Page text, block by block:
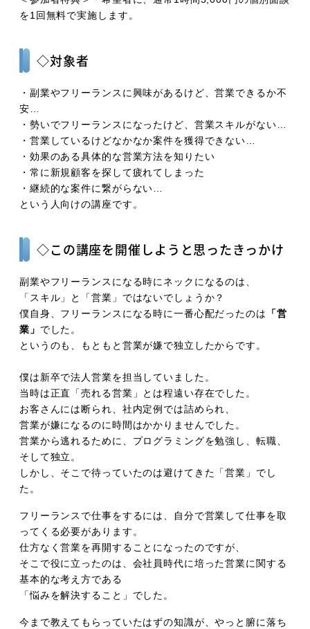
を1回無料で実施します。
◇対象者
・副業やフリーランスに興味があるけど、営業できるか不
安…
・勢いでフリーランスになったけど、営業スキルがない…
・営業しているけどなかなか案件を獲得できない…
・効果のある具体的な営業方法を知りたい
・常に新規顧客を探して疲れてしまった
・継続的な案件に繋がらない…
という人向けの講座です。
◇この講座を開催しようと思ったきっかけ
副業やフリーランスになる時にネックになるのは、
「スキル」と「営業」ではないでしょうか？
僕自身、フリーランスになる時に一番心配だったのは
「営
業」 でした。
というのも、もともと営業が嫌で独立したからです。
僕は新卒で法人営業を担当していました。
当時は正直「売れる営業」とは程遠い存在でした。
お客さんには断られ、社内定例では詰められ、
営業が嫌になるのに時間はかかりませんでした。
営業から逃れるために、プログラミングを勉強し、転職、
そして独立。
しかし、そこで待っていたのは避けてきた「営業」でし
た。
フリーランスで仕事をするには、自分で営業して仕事を取
ってくる必要があります。
仕方なく営業を再開することになったのですが、
そこで役に立ったのは、会社員時代に培った営業に関する
基本的な考え方である
「悩みを解決すること」でした。
今まで教えてもらっていたはずの知識が、やっと腑に落ち